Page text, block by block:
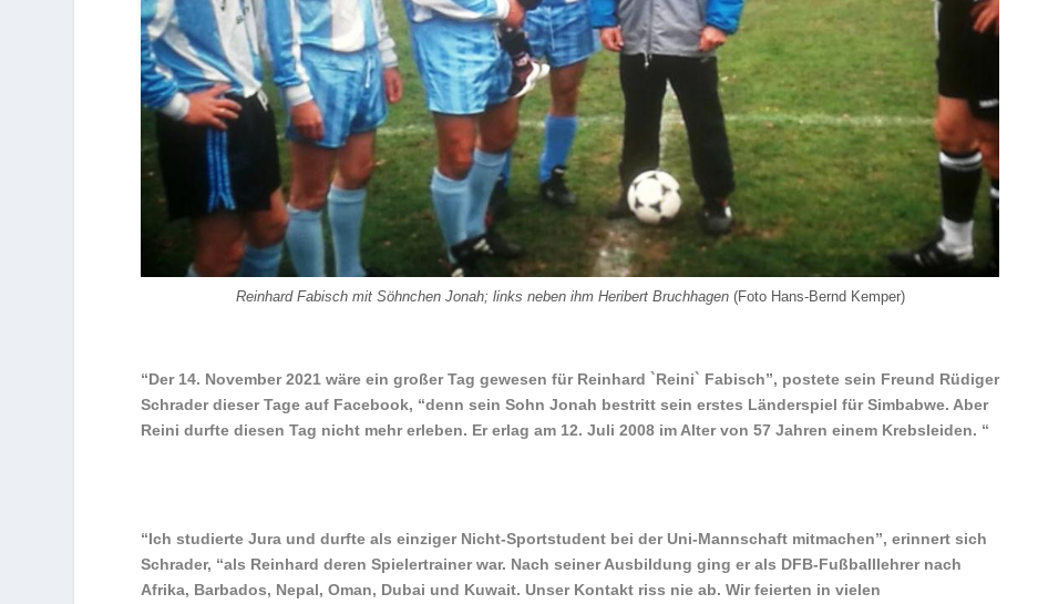
Reinhard Fabisch mit Söhnchen Jonah; links neben ihm Heribert Bruchhagen(Foto Hans-Bernd Kemper)
“Der 14. November 2021 wäre ein großer Tag gewesen für Reinhard `Reini` Fabisch”, postete sein Freund Rüdiger
Schrader dieser Tage auf Facebook, “denn sein Sohn Jonah bestritt sein erstes Länderspiel für Simbabwe. Aber
Reini durfte diesen Tag nicht mehr erleben. Er erlag am 12. Juli 2008 im Alter von 57 Jahren einem Krebsleiden. “
“Ich studierte Jura und durfte als einziger Nicht-Sportstudent bei der Uni-Mannschaft mitmachen”, erinnert sich
Schrader, “als Reinhard deren Spielertrainer war. Nach seiner Ausbildung ging er als DFB-Fußballlehrer nach
Afrika, Barbados, Nepal, Oman, Dubai und Kuwait. Unser Kontakt riss nie ab. Wir feierten in vielen